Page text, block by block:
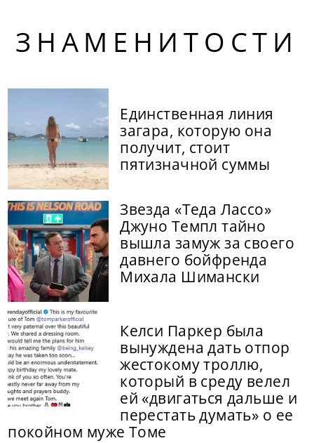
ЗНАМЕНИТОСТИ
Единственная линия
загара, которую она
получит, стоит
пятизначной суммы
Звезда «Теда Лассо»
Джуно Темпл тайно
вышла замуж за своего
давнего бойфренда
Михала Шимански
Келси Паркер была
вынуждена дать отпор
жестокому троллю,
который в среду велел
ей «двигаться дальше и
перестать думать» о ее
покойном муже Томе